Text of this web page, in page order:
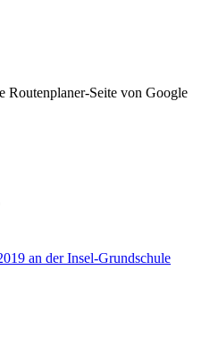
Seite von Google
an der Insel-Grundschule